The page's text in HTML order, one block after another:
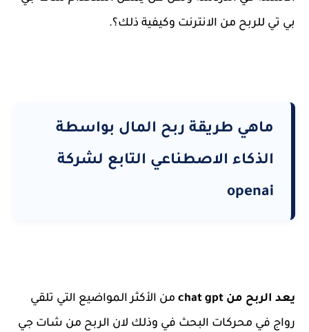
بي تي للربح من الانترنت وكيفية ذلك؟.
ماهي طريقة ربح المال بواسطة
الذكاء الاصطناعي التابع لشركة
openai
يعد الربح من chat gpt
من الأكثر المواضيع التي تلقي
رواج في محركات البحث في وذلك لان الربح من شات جي